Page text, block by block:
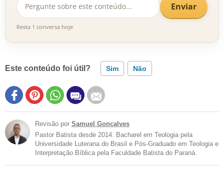
Enviar
Resta 1 conversa hoje
Este conteúdo foi útil? Sim Não
Revisão por Samuel Gonçalves
Pastor Batista desde 2014. Bacharel em Teologia pela
Universidade Luterana do Brasil e Pós-Graduado em Teologia e
Interpretação Bíblica pela Faculdade Batista do Paraná.